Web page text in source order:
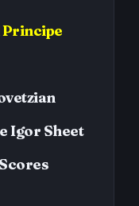
Principe
Igor Sheet